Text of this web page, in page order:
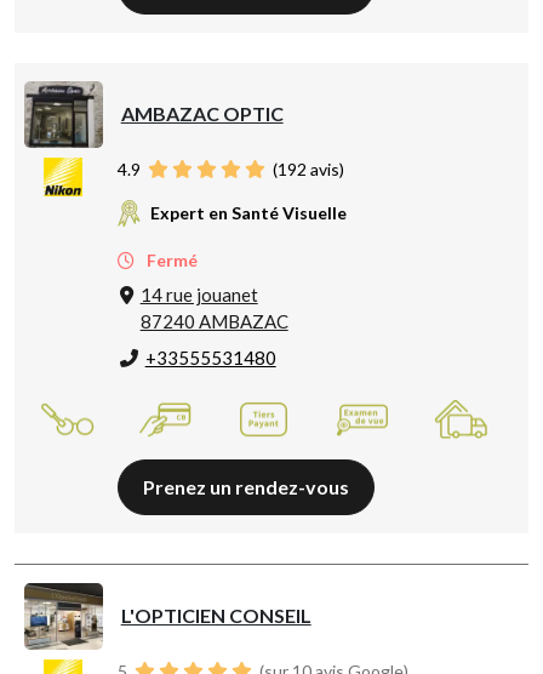
AMBAZAC OPTIC
4.9 (192 avis)
Expert en Santé Visuelle
Fermé
14 rue jouanet
87240 AMBAZAC
+33555531480
Prenez un rendez-vous
L'OPTICIEN CONSEIL